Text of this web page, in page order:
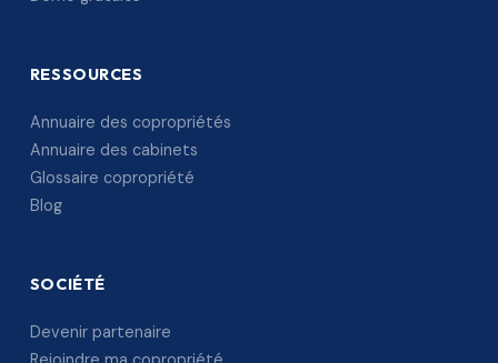
RESSOURCES
Annuaire des copropriétés
Annuaire des cabinets
Glossaire copropriété
Blog
SOCIÉTÉ
Devenir partenaire